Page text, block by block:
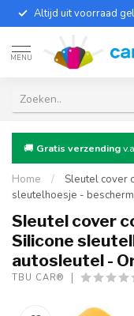
Altijd uit voorraad
MENU
🚚 Gratis verzending
Home /
Sleutel cover
sleutelhoesje -
Sleutel cover
Silicone
autosleutel -
TBU CAR®